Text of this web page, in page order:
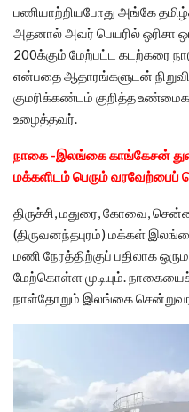
பணியாற்றியபோது அங்கே
அதனால் அவர் பெயரில் ஒரிசா
200க்கும் மேற்பட்ட கடற்கரை
என்பதை ஆதாரங்களுடன்
குமரிக்கண்டம் குறித்த
உழைத்தவர்.
நாகை -இலங்கை காங்கேசன்
மக்களிடம் பெரும் வரவேற்பைப்
திருச்சி, மதுரை, கோவை,
(திருவனந்தபுரம்) மக்கள்
மணி நேரத்திற்குப் பதிலாக
மேற்கொள்ள முடியும்.
நாள்தோறும் இலங்கை சென்றுவர